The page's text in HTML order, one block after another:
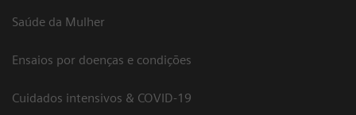
Saúde da Mulher
Ensaios por doenças e condições
Cuidados intensivos & COVID-19